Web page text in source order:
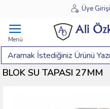
Üye Girişi
Menü
BLOK SU TAPASI 27MM